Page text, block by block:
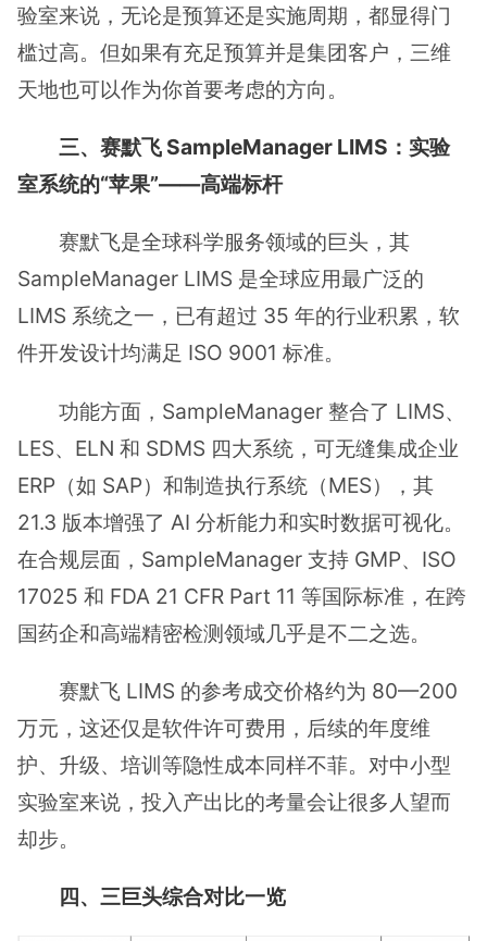
验室来说，无论是预算还是实施周期，都显得门
槛过高。但如果有充足预算并是集团客户，三维
天地也可以作为你首要考虑的方向。
三、赛默飞 SampleManager LIMS：实验
室系统的“苹果”——高端标杆
赛默飞是全球科学服务领域的巨头，其
SampleManager LIMS 是全球应用最广泛的
LIMS 系统之一，已有超过 35 年的行业积累，软
件开发设计均满足 ISO 9001 标准。
功能方面，SampleManager 整合了 LIMS、
LES、ELN 和 SDMS 四大系统，可无缝集成企业
ERP（如 SAP）和制造执行系统（MES），其
21.3 版本增强了 AI 分析能力和实时数据可视化。
在合规层面，SampleManager 支持 GMP、ISO
17025 和 FDA 21 CFR Part 11 等国际标准，在跨
国药企和高端精密检测领域几乎是不二之选。
赛默飞 LIMS 的参考成交价格约为 80—200
万元，这还仅是软件许可费用，后续的年度维
护、升级、培训等隐性成本同样不菲。对中小型
实验室来说，投入产出比的考量会让很多人望而
却步。
四、三巨头综合对比一览